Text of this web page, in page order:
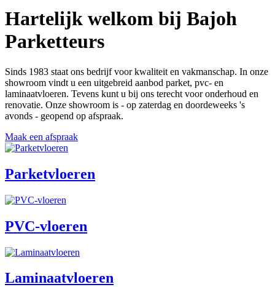
Hartelijk welkom bij Bajoh
Parketteurs
Sinds 1983 staat ons bedrijf voor kwaliteit en vakmanschap. In onze
showroom vindt u een uitgebreid aanbod parket, pvc- en
laminaatvloeren. Tevens kunt u bij ons terecht voor onderhoud en
renovatie. Onze showroom is - op zaterdag en doordeweeks 's
avonds - geopend op afspraak.
Maak een afspraak
Parketvloeren
PVC-vloeren
Laminaatvloeren